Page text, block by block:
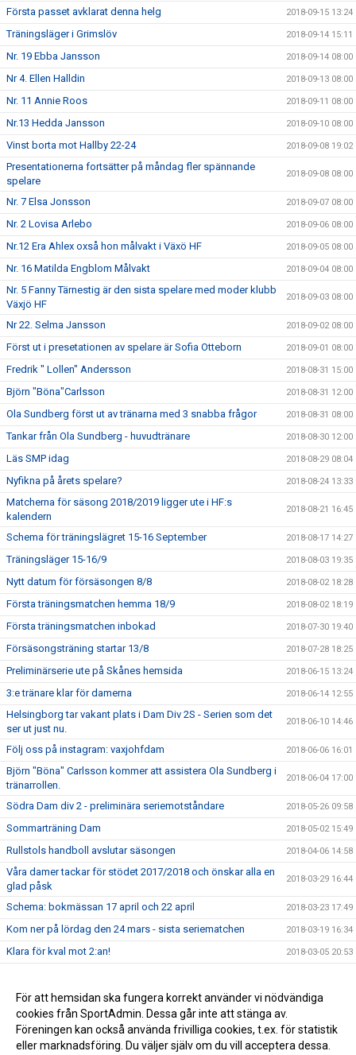
Första passet avklarat denna helg 2018-09-15 13:24
Träningsläger i Grimslöv 2018-09-14 15:11
Nr. 19 Ebba Jansson 2018-09-14 08:00
Nr 4. Ellen Halldin 2018-09-13 08:00
Nr. 11 Annie Roos 2018-09-11 08:00
Nr.13 Hedda Jansson 2018-09-10 08:00
Vinst borta mot Hallby 22-24 2018-09-08 19:02
Presentationerna fortsätter på måndag fler spännande
spelare
2018-09-08 08:00
Nr. 7 Elsa Jonsson 2018-09-07 08:00
Nr. 2 Lovisa Arlebo 2018-09-06 08:00
Nr.12 Era Ahlex oxså hon målvakt i Växö HF 2018-09-05 08:00
Nr. 16 Matilda Engblom Målvakt 2018-09-04 08:00
Nr. 5 Fanny Tärnestig är den sista spelare med moder klubb
Växjö HF
2018-09-03 08:00
Nr 22. Selma Jansson 2018-09-02 08:00
Först ut i presetationen av spelare är Sofia Otteborn 2018-09-01 08:00
Fredrik " Lollen" Andersson 2018-08-31 15:00
Björn "Böna"Carlsson 2018-08-31 12:00
Ola Sundberg först ut av tränarna med 3 snabba frågor 2018-08-31 08:00
Tankar från Ola Sundberg - huvudtränare 2018-08-30 12:00
Läs SMP idag 2018-08-29 08:04
Nyfikna på årets spelare? 2018-08-24 13:33
Matcherna för säsong 2018/2019 ligger ute i HF:s
kalendern
2018-08-21 16:45
Schema för träningslägret 15-16 September 2018-08-17 14:27
Träningsläger 15-16/9 2018-08-03 19:35
Nytt datum för försäsongen 8/8 2018-08-02 18:28
Första träningsmatchen hemma 18/9 2018-08-02 18:19
Första träningsmatchen inbokad 2018-07-30 19:40
Försäsongsträning startar 13/8 2018-07-28 18:25
Preliminärserie ute på Skånes hemsida 2018-06-15 13:24
3:e tränare klar för damerna 2018-06-14 12:55
Helsingborg tar vakant plats i Dam Div 2S - Serien som det
ser ut just nu.
2018-06-10 14:46
Följ oss på instagram: vaxjohfdam 2018-06-06 16:01
Björn "Böna" Carlsson kommer att assistera Ola Sundberg i
tränarrollen.
2018-06-04 17:00
Södra Dam div 2 - preliminära seriemotståndare 2018-05-26 09:58
Sommarträning Dam 2018-05-02 15:49
Rullstols handboll avslutar säsongen 2018-04-06 14:58
Våra damer tackar för stödet 2017/2018 och önskar alla en
glad påsk
2018-03-29 16:44
Schema: bokmässan 17 april och 22 april 2018-03-23 17:49
Kom ner på lördag den 24 mars - sista seriematchen 2018-03-19 16:34
Klara för kval mot 2:an! 2018-03-05 20:53
God Jul och Gott Nytt år! 2017-12-22 15:00
Spelarmöte 18 dec 2017-12-10 10:29
För att hemsidan ska fungera korrekt använder vi nödvändiga
cookies från SportAdmin. Dessa går inte att stänga av.
Föreningen kan också använda frivilliga cookies, t.ex. för statistik
eller marknadsföring. Du väljer själv om du vill acceptera dessa.